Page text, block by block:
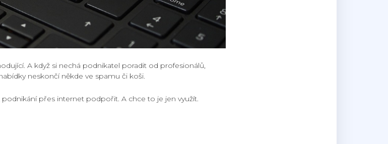
A když si nechá podnikatel poradit od profesionálů,
neskončí někde ve spamu či koši.
přes internet podpořit. A chce to je jen využít.